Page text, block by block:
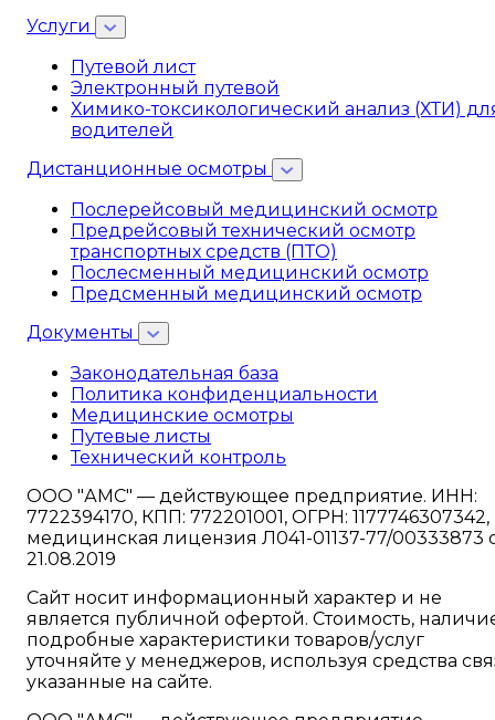
Услуги
Путевой лист
Электронный путевой
Химико-токсикологический анализ (ХТИ)
водителей
Дистанционные осмотры
Послерейсовый медицинский осмотр
Предрейсовый технический осмотр
транспортных средств (ПТО)
Послесменный медицинский осмотр
Предсменный медицинский осмотр
Документы
Законодательная база
Политика конфиденциальности
Медицинские осмотры
Путевые листы
Технический контроль
ООО "АМС" — действующее предприятие. ИНН:
7722394170, КПП: 772201001, ОГРН: 1177746307342,
медицинская лицензия Л041-01137-77/00333873
21.08.2019
Сайт носит информационный характер и не
является публичной офертой. Стоимость,
подробные характеристики товаров/услуг
уточняйте у менеджеров, используя средства
указанные на сайте.